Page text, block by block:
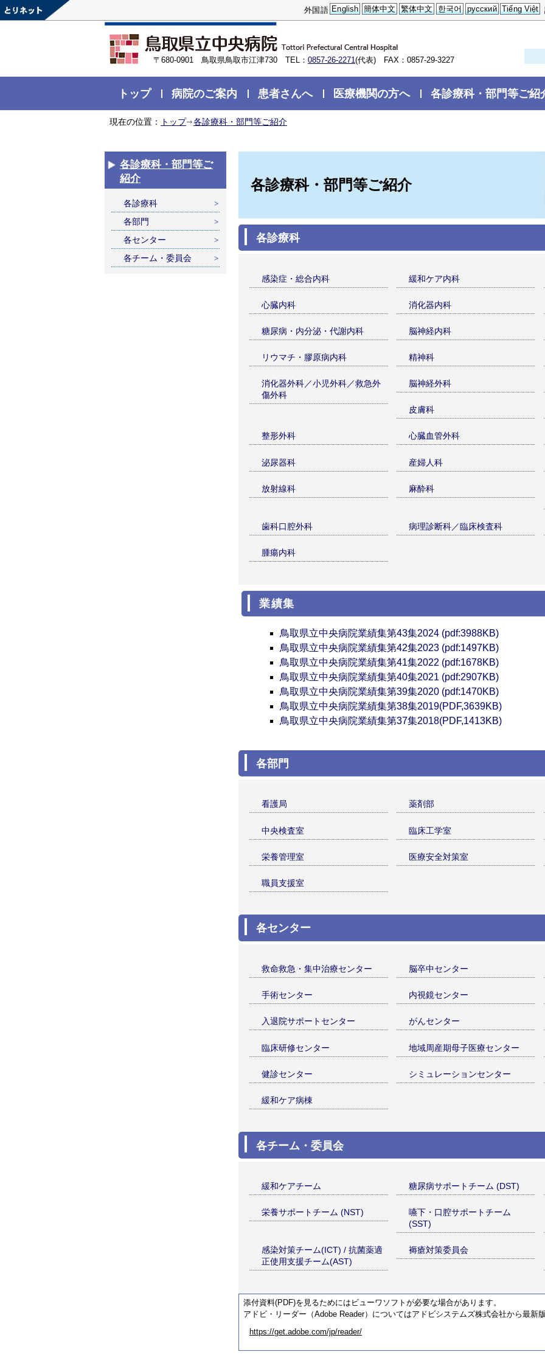
外国語 English 簡体中文 繁体中文 한국어 русский Tiếng Việt
〒680-0901 鳥取県鳥取市江津730 TEL： 0857-26-2271 (代表) FAX：0857-29-3227
トップ 病院のご案内 患者さんへ 医療機関の方へ 各診療科・部門等ご紹
現在の位置： トップ 各診療科・部門等ご紹介
各診療科・部門等ご
紹介
各診療科
各部門
各センター
各チーム・委員会
各診療科・部門等ご紹介
各診療科
感染症・総合内科 緩和ケア内科
心臓内科 消化器内科
糖尿病・内分泌・代謝内科 脳神経内科
リウマチ・膠原病内科 精神科
消化器外科／小児外科／救急外
傷外科
脳神経外科
皮膚科
整形外科 心臓血管外科
泌尿器科 産婦人科
放射線科 麻酔科
歯科口腔外科 病理診断科／臨床検査科
腫瘍内科
業績集
鳥取県立中央病院業績集第43集2024 (pdf:3988KB)
鳥取県立中央病院業績集第42集2023 (pdf:1497KB)
鳥取県立中央病院業績集第41集2022 (pdf:1678KB)
鳥取県立中央病院業績集第40集2021 (pdf:2907KB)
鳥取県立中央病院業績集第39集2020 (pdf:1470KB)
鳥取県立中央病院業績集第38集2019(PDF,3639KB)
鳥取県立中央病院業績集第37集2018(PDF,1413KB)
各部門
看護局 薬剤部
中央検査室 臨床工学室
栄養管理室 医療安全対策室
職員支援室
各センター
救命救急・集中治療センター 脳卒中センター
手術センター 内視鏡センター
入退院サポートセンター がんセンター
臨床研修センター 地域周産期母子医療センター
健診センター シミュレーションセンター
緩和ケア病棟
各チーム・委員会
緩和ケアチーム 糖尿病サポートチーム (DST)
栄養サポートチーム (NST)
嚥下・口腔サポートチーム
(SST)
感染対策チーム(ICT) / 抗菌薬適
正使用支援チーム(AST)
褥瘡対策委員会
添付資料(PDF)を見るためにはビューワソフトが必要な場合があります。
アドビ・リーダー（Adobe Reader）についてはアドビシステムズ株式会社から最新
https://get.adobe.com/jp/reader/